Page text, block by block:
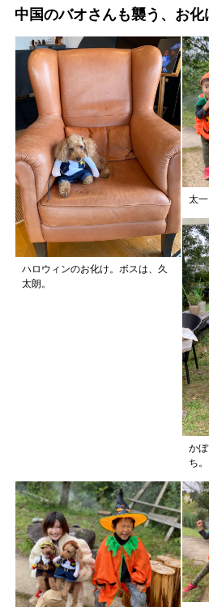
中国のバオさんも襲う、お
ハロウィンのお化け。ボスは、久
太朗。
太
か
ち。